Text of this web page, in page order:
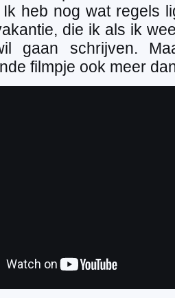
Ik heb nog wat regels
die ik als ik
gaan schrijven.
filmpje ook meer